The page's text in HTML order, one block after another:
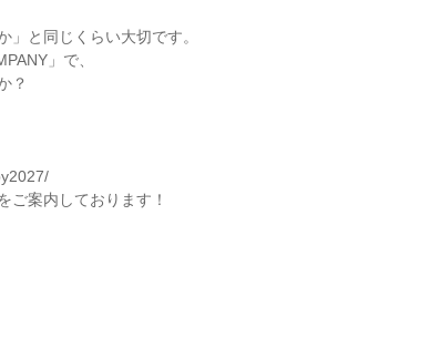
と同じくらい大切です。
」で、
？
ご案内しております！